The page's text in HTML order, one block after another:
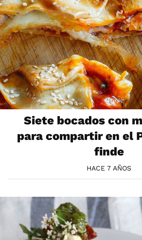
Siete bocados con
para compartir en el
finde
HACE 7 AÑOS